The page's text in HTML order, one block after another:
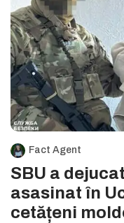
Fact Agent
SBU a
asasinat în
cetățeni